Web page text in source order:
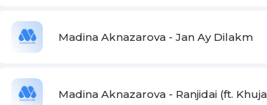
Madina Aknazarova - Jan Ay Dilakm
Madina Aknazarova - Ranjidai (ft.